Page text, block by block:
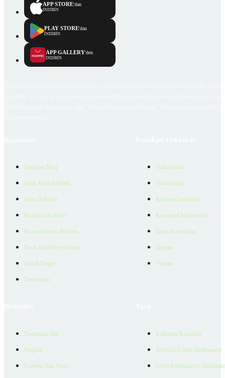
APP STORE'dan
İNDİRİN
PLAY STORE'dan
İNDİRİN
APP GALLERY'den
İNDİRİN
Emlakjet Blog
Satın Alma Rehberi
Satıcı Rehberi
Kiralama Rehberi
Konut Kredisi Rehberi
Ne Kadar Ödeyebilirim
Emlak Değeri
Verilerimiz
Hakkımızda
Ödüllerimiz
Reklam Çözümleri
Kurumsal Materyaller
İnsan Kaynakları
İletişim
Yardım
Danışman Bul
Projeler
Ücretsiz İlan Verin
Kullanım Koşulları
Bireysel Üyelik Sözleşmesi
Çerez Politikası ve